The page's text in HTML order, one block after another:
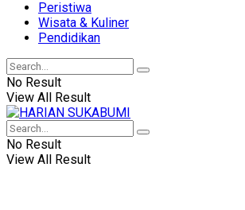
Peristiwa
Wisata & Kuliner
Pendidikan
No Result
View All Result
No Result
View All Result